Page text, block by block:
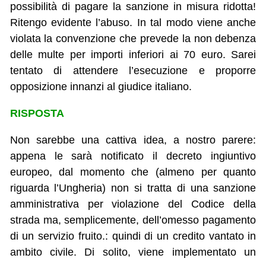
possibilità di pagare la sanzione in misura ridotta!
Ritengo evidente l’abuso. In tal modo viene anche
violata la convenzione che prevede la non debenza
delle multe per importi inferiori ai 70 euro. Sarei
tentato di attendere l’esecuzione e proporre
opposizione innanzi al giudice italiano.
RISPOSTA
Non sarebbe una cattiva idea, a nostro parere:
appena le sarà notificato il decreto ingiuntivo
europeo, dal momento che (almeno per quanto
riguarda l’Ungheria) non si tratta di una sanzione
amministrativa per violazione del Codice della
strada ma, semplicemente, dell’omesso pagamento
di un servizio fruito.: quindi di un credito vantato in
ambito civile. Di solito, viene implementato un